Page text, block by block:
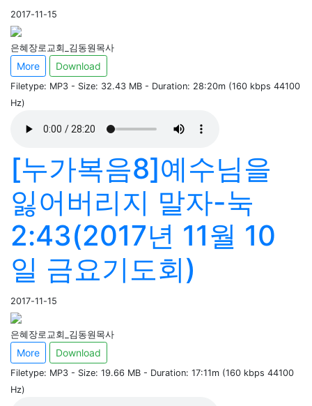
2017-11-15
은혜장로교회_김동원목사
More Download
Filetype: MP3 - Size: 32.43 MB - Duration: 28:20m (160 kbps 44100
Hz)
[누가복음8]예수님을
잃어버리지 말자-눅
2:43(2017년 11월 10
일 금요기도회)
2017-11-15
은혜장로교회_김동원목사
More Download
Filetype: MP3 - Size: 19.66 MB - Duration: 17:11m (160 kbps 44100
Hz)